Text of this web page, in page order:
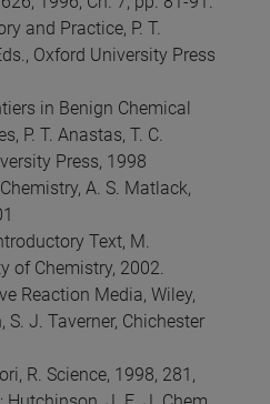
and Practice, P. T.
Oxford University Press
in Benign Chemical
P. T. Anastas, T. C.
Press, 1998
A. S. Matlack,
Text, M.
of Chemistry, 2002.
Reaction Media, Wiley,
S. J. Taverner, Chichester
R. Science, 1998, 281,